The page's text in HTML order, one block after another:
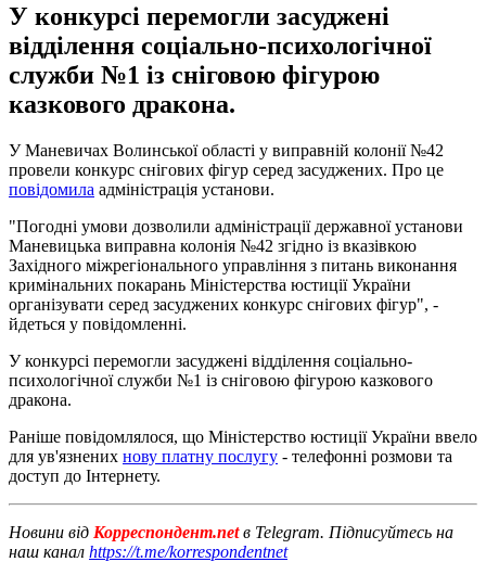
У конкурсі перемогли засуджені
відділення соціально-психологічної
служби №1 із сніговою фігурою
казкового дракона.
У Маневичах Волинської області у виправній колонії №42
провели конкурс снігових фігур серед засуджених. Про це
повідомила адміністрація установи.
"Погодні умови дозволили адміністрації державної установи
Маневицька виправна колонія №42 згідно із вказівкою
Західного міжрегіонального управління з питань виконання
кримінальних покарань Міністерства юстиції України
організувати серед засуджених конкурс снігових фігур", -
йдеться у повідомленні.
У конкурсі перемогли засуджені відділення соціально-
психологічної служби №1 із сніговою фігурою казкового
дракона.
Раніше повідомлялося, що Міністерство юстиції України ввело
для ув'язнених нову платну послугу - телефонні розмови та
доступ до Інтернету.
Новини від Корреспондент.netв Telegram. Підписуйтесь на
наш канал https://t.me/korrespondentnet